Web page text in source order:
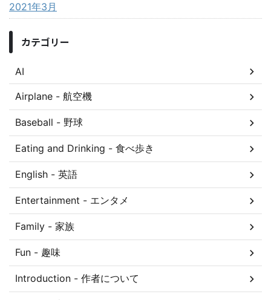
2021年3月
カテゴリー
AI
Airplane - 航空機
Baseball - 野球
Eating and Drinking - 食べ歩き
English - 英語
Entertainment - エンタメ
Family - 家族
Fun - 趣味
Introduction - 作者について